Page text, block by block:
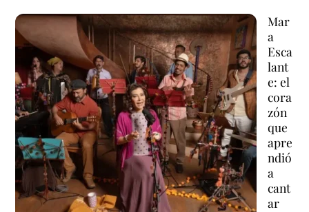
Mar
a
Esca
lant
e: el
cora
zón
que
apre
ndió
a
cant
ar